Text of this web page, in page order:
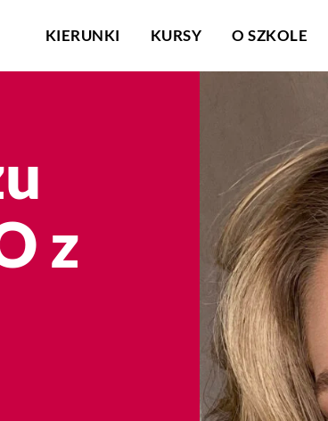
KIERUNKI KURSY O SZKOLE
z